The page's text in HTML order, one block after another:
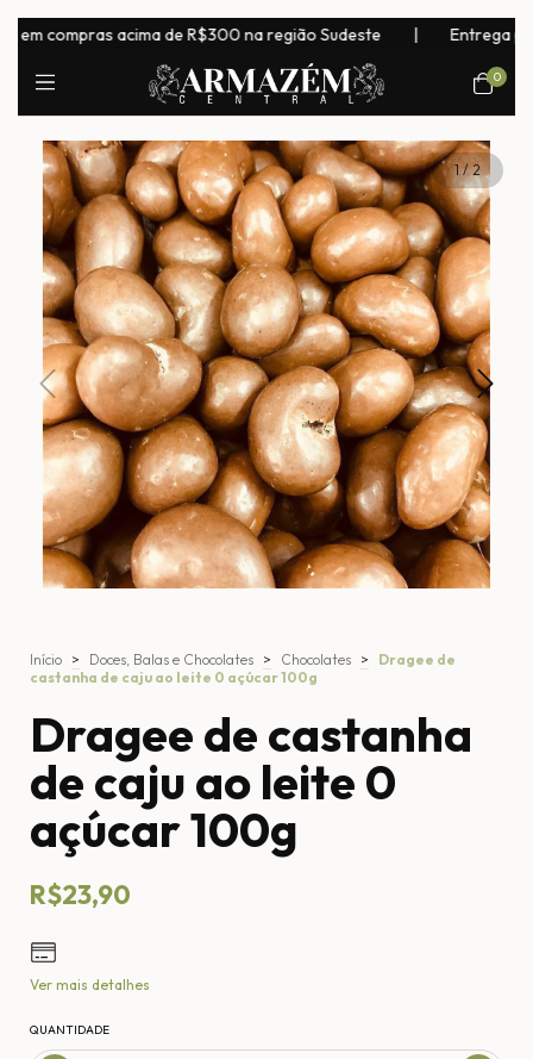
acima de R$300 na região Sudeste | Entrega para
0
1/2
Início > Doces, Balas e Chocolates > Chocolates >
Dragee de
castanha de caju ao leite 0 açúcar 100g
Dragee de castanha
de caju ao leite 0
açúcar 100g
R$23,90
Ver mais detalhes
QUANTIDADE